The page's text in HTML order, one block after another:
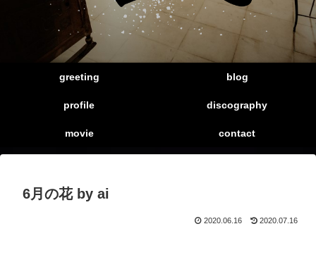
greeting blog
profile discography
movie contact
6月の花 by ai
2020.06.16 2020.07.16